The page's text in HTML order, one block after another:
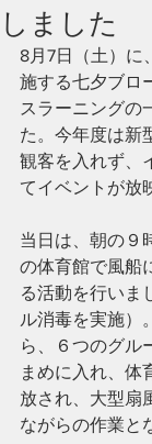
しました
8月7日（土）に
施する七夕ブロ
スラーニングの
た。今年度は新
観客を入れず、
てイベントが放
当日は、朝の９
の体育館で風船
る活動を行いま
ル消毒を実施）
ら、６つのグル
まめに入れ、体
放され、大型扇
ながらの作業と